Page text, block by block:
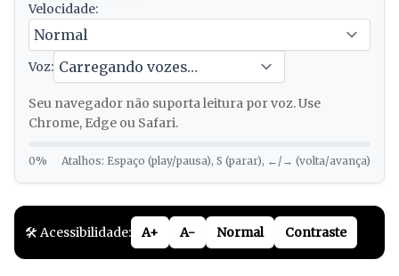
Velocidade:
Voz:
Seu navegador não suporta leitura por voz. Use
Chrome, Edge ou Safari.
0% Atalhos: Espaço (play/pausa), S (parar), ←/→ (volta/avança)
🛠️ Acessibilidade: A+ A- Normal Contraste